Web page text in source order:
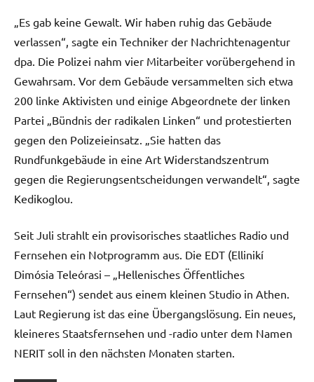
„Es gab keine Gewalt. Wir haben ruhig das Gebäude
verlassen“, sagte ein Techniker der Nachrichtenagentur
dpa. Die Polizei nahm vier Mitarbeiter vorübergehend in
Gewahrsam. Vor dem Gebäude versammelten sich etwa
200 linke Aktivisten und einige Abgeordnete der linken
Partei „Bündnis der radikalen Linken“ und protestierten
gegen den Polizeieinsatz. „Sie hatten das
Rundfunkgebäude in eine Art Widerstandszentrum
gegen die Regierungsentscheidungen verwandelt“, sagte
Kedikoglou.
Seit Juli strahlt ein provisorisches staatliches Radio und
Fernsehen ein Notprogramm aus. Die EDT (Ellinikí
Dimósia Teleórasi – „Hellenisches Öffentliches
Fernsehen“) sendet aus einem kleinen Studio in Athen.
Laut Regierung ist das eine Übergangslösung. Ein neues,
kleineres Staatsfernsehen und -radio unter dem Namen
NERIT soll in den nächsten Monaten starten.